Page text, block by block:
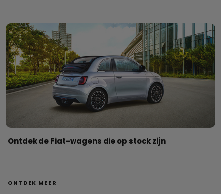
Ontdek de Fiat-wagens die op stock zijn
ONTDEK MEER